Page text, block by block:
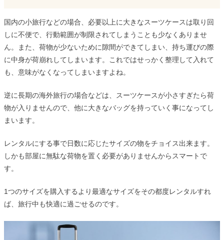
国内の小旅行などの場合、必要以上に大きなスーツケースは取り回
しに不便で、行動範囲が制限されてしまうことも少なくありませ
ん。また、荷物が少ないために隙間ができてしまい、持ち運びの際
に中身が荷崩れしてしまいます。これではせっかく整理して入れて
も、意味がなくなってしまいますよね。
逆に長期の海外旅行の場合などは、スーツケースが小さすぎたら荷
物が入りませんので、他に大きなバッグを持っていく事になってし
まいます。
レンタルにする事で日数に応じたサイズの物をチョイス出来ます。
しかも部屋に無駄な荷物を置く必要がありませんからスマートで
す。
1つのサイズを購入するより最適なサイズをその都度レンタルすれ
ば、旅行中も快適に過ごせるのです。